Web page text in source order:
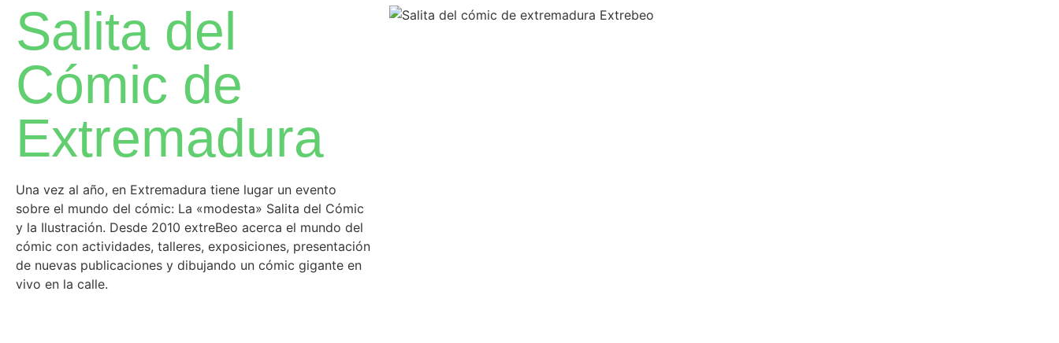
Salita del
Cómic de
Extremadura
Una vez al año, en Extremadura tiene lugar un evento
sobre el mundo del cómic: La «modesta» Salita del Cómic
y la Ilustración. Desde 2010 extreBeo acerca el mundo del
cómic con actividades, talleres, exposiciones, presentación
de nuevas publicaciones y dibujando un cómic gigante en
vivo en la calle.